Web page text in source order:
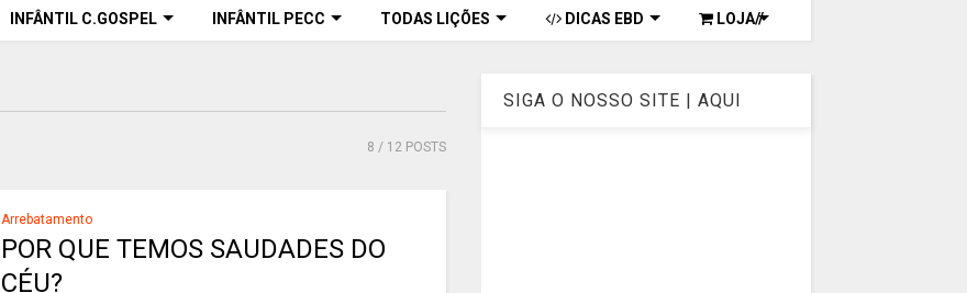
INFÂNTIL C.GOSPEL INFÂNTIL PECC TODAS LIÇÕES DICAS EBD LOJA//
8 / 12 POSTS
Arrebatamento
POR QUE TEMOS SAUDADES DO
CÉU?
SIGA O NOSSO SITE | AQUI